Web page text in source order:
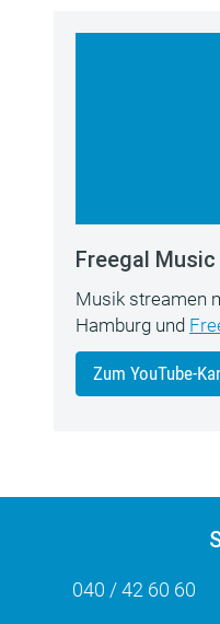
Freegal Music
Musik streamen
Hamburg und
Zum YouTube-
040 / 42 60 60